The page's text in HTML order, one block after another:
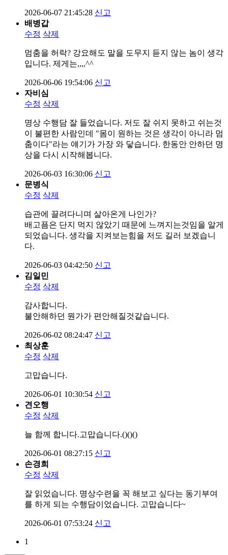
2026-06-07 21:45:28 신고
배병갑
수정 삭제
멈춤을 허락? 강요해도 말을 도무지 듣지 않는 놈이 생각
입니다. 제게는,,,,^^
2026-06-06 19:54:06 신고
자비심
수정 삭제
명상 수행담 잘 들었습니다. 저도 잘 쉬지 못하고 쉬는것
이 불편한 사람인데 "몸이 원하는 것은 생각이 아니라 멈
춤이다"라는 얘기가 가장 와 닿습니다. 한동안 안하던 명
상을 다시 시작해봅니다.
2026-06-03 16:30:06 신고
문병식
수정 삭제
습관에 끌려다니며 살아온게 나인가?
배고픔은 단지 먹지 않았기 때문에 느껴지는것임을 알게
되었습니다. 생각을 지켜보는힘을 저도 길러 보겠습니
다.
2026-06-03 04:42:50 신고
김일민
수정 삭제
감사합니다.
불안해하던 뭔가가 편안해질것같습니다.
2026-06-02 08:24:47 신고
최상훈
수정 삭제
고맙습니다.
2026-06-01 10:30:54 신고
견오행
수정 삭제
늘 함께 합니다.고맙습니다.()()()
2026-06-01 08:27:15 신고
손경희
수정 삭제
잘 읽었습니다. 명상수련을 꼭 해보고 싶다는 동기부여
를 하게 되는 수행담이었습니다. 고맙습니다~
2026-06-01 07:53:24 신고
1